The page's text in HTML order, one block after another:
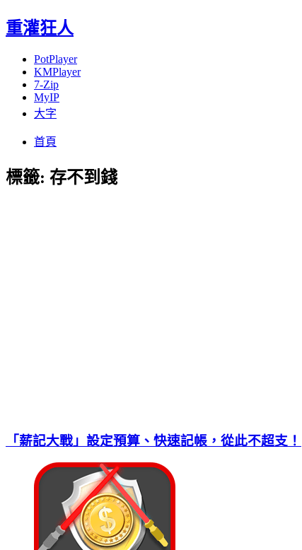
重灌狂人
PotPlayer
KMPlayer
7-Zip
MyIP
大字
首頁
標籤: 存不到錢
「薪記大戰」設定預算、快速記帳，從此不超支！